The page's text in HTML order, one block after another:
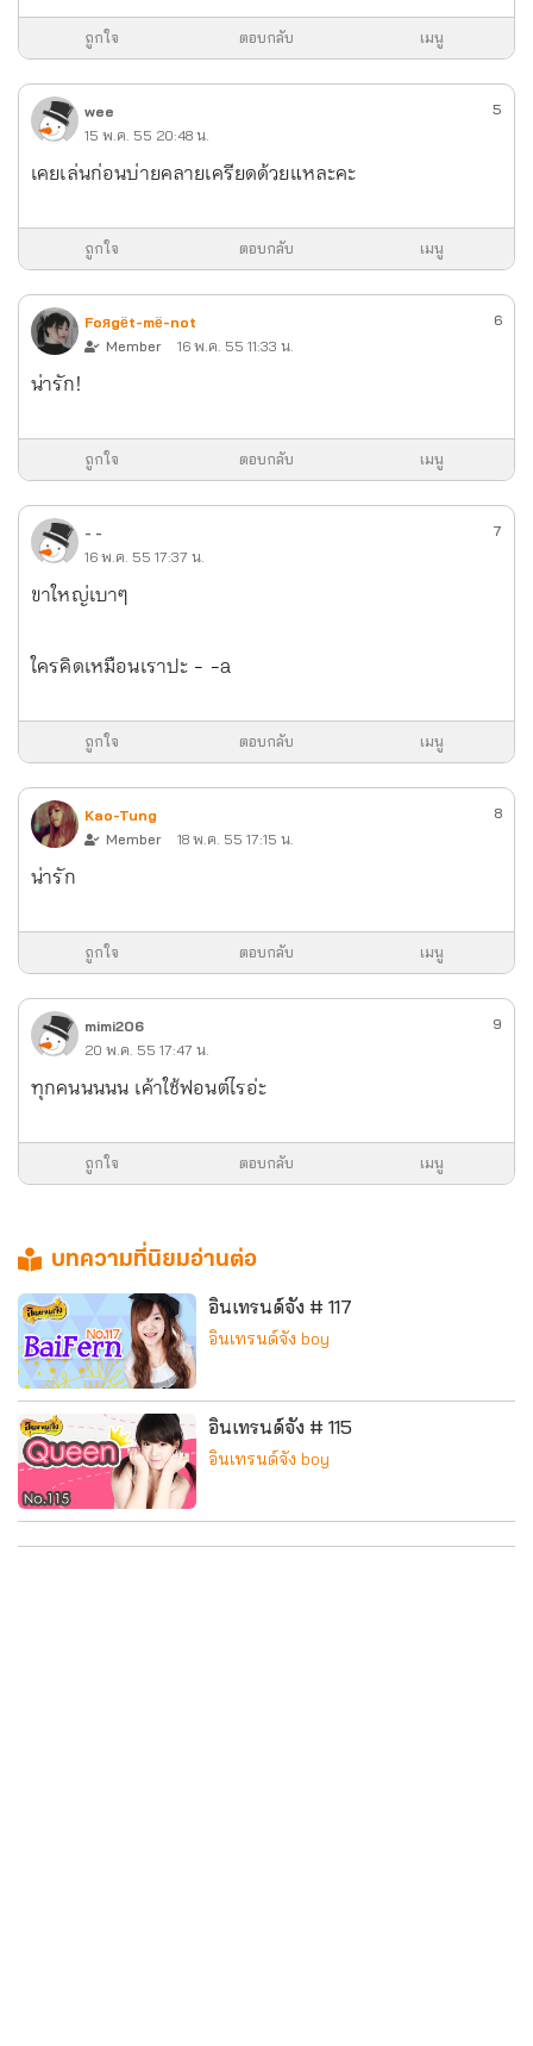
ถูกใจ ตอบกลับ เมนู
wee
15 พ.ค. 55 20:48 น.
5
เคยเล่นก่อนบ่ายคลายเครียดด้วยแหละคะ
ถูกใจ ตอบกลับ เมนู
Foяgёt-mё-not
Member
16 พ.ค. 55 11:33 น.
6
น่ารัก!
ถูกใจ ตอบกลับ เมนู
- -
16 พ.ค. 55 17:37 น.
7
ขาใหญ่เบาๆ
ใครคิดเหมือนเราปะ - -a
ถูกใจ ตอบกลับ เมนู
Kao-Tung
Member
18 พ.ค. 55 17:15 น.
8
น่ารัก
ถูกใจ ตอบกลับ เมนู
mimi206
20 พ.ค. 55 17:47 น.
9
ทุกคนนนนน เค้าใช้ฟอนต์ไรอ่ะ
ถูกใจ ตอบกลับ เมนู
บทความที่นิยมอ่านต่อ
อินเทรนด์จัง # 117
อินเทรนด์จัง boy
อินเทรนด์จัง # 115
อินเทรนด์จัง boy